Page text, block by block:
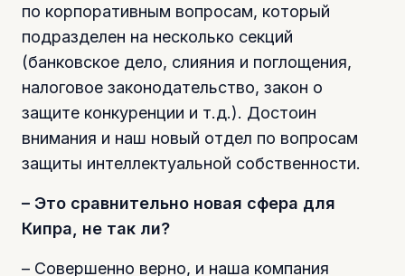
по корпоративным вопросам, который
подразделен на несколько секций
(банковское дело, слияния и поглощения,
налоговое законодательство, закон о
защите конкуренции и т.д.). Достоин
внимания и наш новый отдел по вопросам
защиты интеллектуальной собственности.
– Это сравнительно новая сфера для
Кипра, не так ли?
– Совершенно верно, и наша компания